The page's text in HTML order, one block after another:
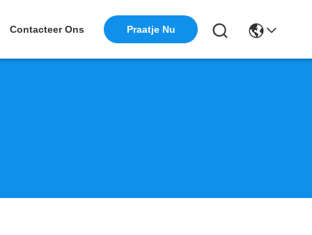
Contacteer Ons Praatje Nu